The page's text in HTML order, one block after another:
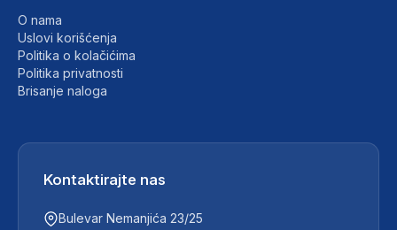
O nama
Uslovi korišćenja
Politika o kolačićima
Politika privatnosti
Brisanje naloga
Kontaktirajte nas
Bulevar Nemanjića 23/25